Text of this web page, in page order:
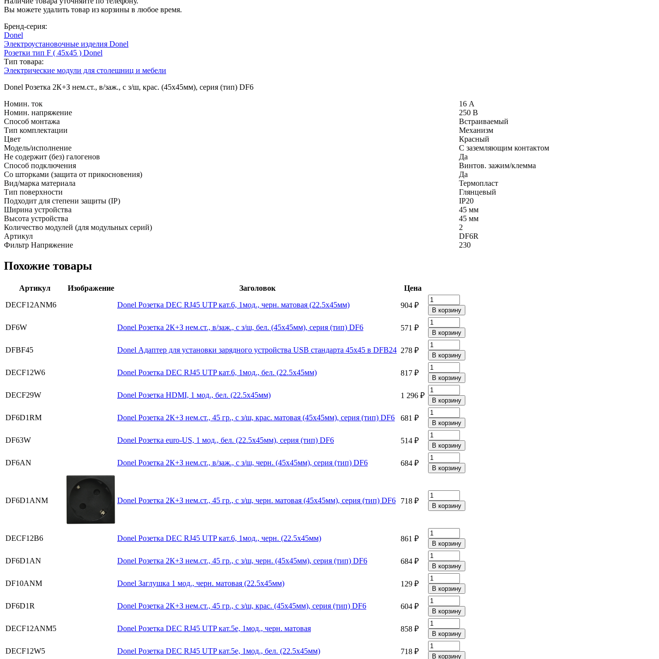
Вы можете удалить товар из корзины в любое время.
Бренд-серия:
Donel
Электроустановочные изделия Donel
Розетки тип F ( 45х45 ) Donel
Тип товара:
Электрические модули для столешниц и мебели
Donel Розетка 2К+З нем.ст., в/заж., с з/ш, крас. (45х45мм), серия (тип) DF6
Номин. ток
16 А
Номин. напряжение
250 В
Способ монтажа
Встраиваемый
Тип комплектации
Механизм
Цвет
Красный
Модель/исполнение
С заземляющим контактом
Не содержит (без) галогенов
Да
Способ подключения
Винтов. зажим/клемма
Со шторками (защита от прикосновения)
Да
Вид/марка материала
Термопласт
Тип поверхности
Глянцевый
Подходит для степени защиты (IP)
IP20
Ширина устройства
45 мм
Высота устройства
45 мм
Количество модулей (для модульных серий)
2
Артикул
DF6R
Фильтр Напряжение
230
Похожие товары
Артикул Изображение Заголовок
Цена
DECF12ANM6
Donel Розетка DEC RJ45 UTP кат.6, 1мод., черн. матовая (22.5х45мм) 904 ₽
DF6W Donel Розетка 2К+З нем.ст., в/заж., с з/ш, бел. (45х45мм), серия (тип) DF6 571 ₽
DFBF45 Donel Адаптер для установки зарядного устройства USB стандарта 45х45 в DFB24 278 ₽
DECF12W6 Donel Розетка DEC RJ45 UTP кат.6, 1мод., бел. (22.5х45мм) 817 ₽
DECF29W Donel Розетка HDMI, 1 мод., бел. (22.5х45мм) 1 296 ₽
DF6D1RM Donel Розетка 2К+З нем.ст., 45 гр., с з/ш, крас. матовая (45х45мм), серия (тип) DF6 681 ₽
DF63W Donel Розетка euro-US, 1 мод., бел. (22.5х45мм), серия (тип) DF6 514 ₽
DF6AN Donel Розетка 2К+З нем.ст., в/заж., с з/ш, черн. (45х45мм), серия (тип) DF6 684 ₽
DF6D1ANM Donel Розетка 2К+З нем.ст., 45 гр., с з/ш, черн. матовая (45х45мм), серия (тип) DF6 718 ₽
DECF12B6 Donel Розетка DEC RJ45 UTP кат.6, 1мод., черн. (22.5х45мм) 861 ₽
DF6D1AN Donel Розетка 2К+З нем.ст., 45 гр., с з/ш, черн. (45х45мм), серия (тип) DF6 684 ₽
DF10ANM Donel Заглушка 1 мод., черн. матовая (22.5х45мм) 129 ₽
DF6D1R Donel Розетка 2К+З нем.ст., 45 гр., с з/ш, крас. (45х45мм), серия (тип) DF6 604 ₽
DECF12ANM5 Donel Розетка DEC RJ45 UTP кат.5e, 1мод., черн. матовая 858 ₽
DECF12W5 Donel Розетка DEC RJ45 UTP кат.5e, 1мод., бел. (22.5х45мм) 718 ₽